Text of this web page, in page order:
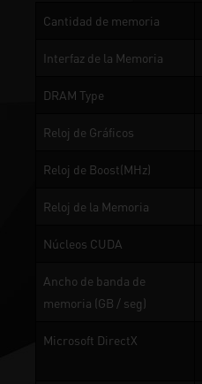
Cantidad de memoria
Interfaz de la Memoria
DRAM Type
Reloj de Gráficos
Reloj de Boost(MHz)
Reloj de la Memoria
Núcleos CUDA
Ancho de banda de
memoria (GB / seg)
Microsoft DirectX